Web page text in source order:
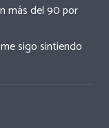
más del 90 por
sigo sintiendo